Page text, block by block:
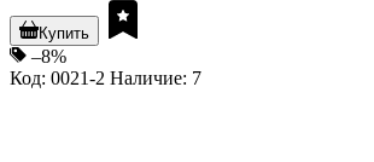
Купить
–8%
Код: 0021-2 Наличие: 7